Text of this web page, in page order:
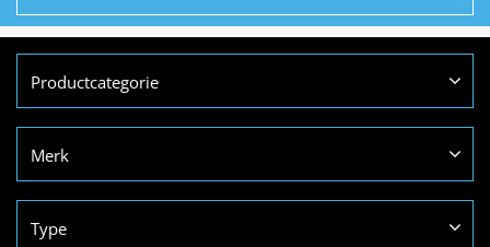
Productcategorie
Merk
Type